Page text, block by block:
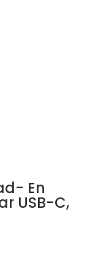
En
USB-C,